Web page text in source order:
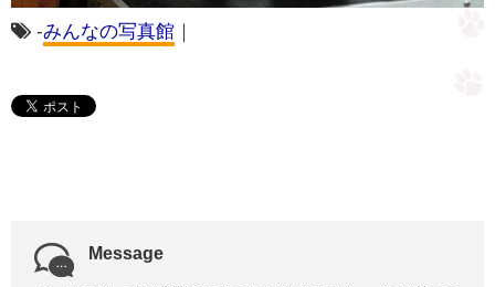
-みんなの写真館 ｜
Message